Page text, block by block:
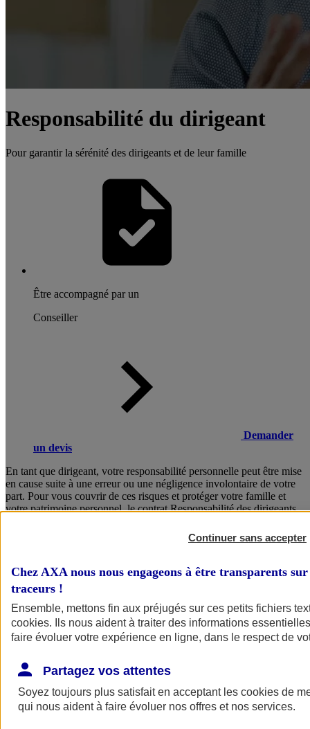
Responsabilité du dirigeant
Pour garantir la sérénité des dirigeants et de leur famille
Être accompagné par un
Conseiller
Demander
un devis
En tant que dirigeant, votre responsabilité personnelle peut être mise
en cause suite à une erreur ou une négligence involontaire de votre
part. Pour vous couvrir de ces risques et protéger votre famille et
votre patrimoine personnel, le contrat Responsabilité des dirigeants
solutions concrètes en cas de crise, ainsi que la prise en charge de
Consulter les documents d’informations
le document d'informations sur le produit
d'assurance responsabilité civile du dirigeant (CS)
Continuer sans accepter
Chez AXA nous nous engageons à être transparents
traceurs !
Ensemble, mettons fin aux préjugés sur ces petits fichiers
cookies. Ils nous aident à traiter des informations
faire évoluer votre expérience en ligne, dans le respect de
Partagez vos attentes
Soyez toujours plus satisfait en acceptant les cookies de
qui nous aident à faire évoluer nos offres et nos services.